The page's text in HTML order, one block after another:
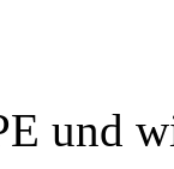
und